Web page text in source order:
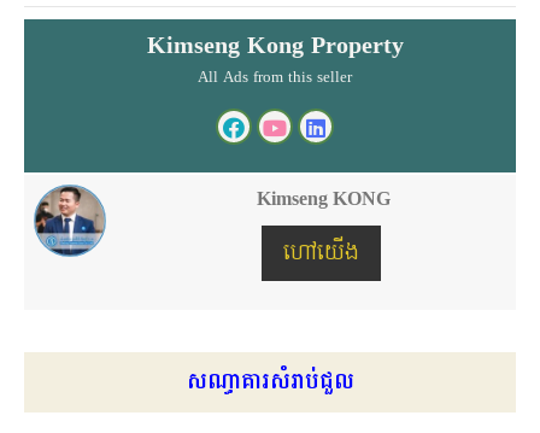
Kimseng Kong Property
All Ads from this seller
Kimseng KONG
ហៅយើង
សណ្ធាគារសំរាប់ជួល